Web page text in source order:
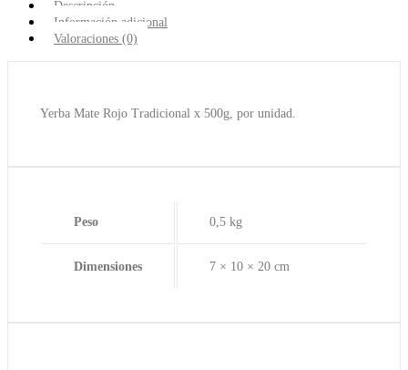
Descripción
Información adicional
Valoraciones (0)
Yerba Mate Rojo Tradicional x 500g, por unidad.
Peso 0,5 kg
Dimensiones 7 × 10 × 20 cm